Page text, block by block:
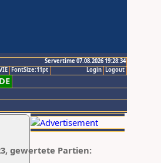
Servertime 07.08.2026 19:28:34
Logout
Login
FontSize:11pt
gewertete Partien: